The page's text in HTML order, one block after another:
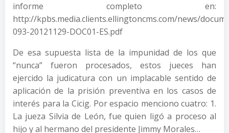
informe completo en:
http://kpbs.media.clients.ellingtoncms.com/news/
093-20121129-DOC01-ES.pdf
De esa supuesta lista de la impunidad de los que
“nunca” fueron procesados, estos jueces han
ejercido la judicatura con un implacable sentido de
aplicación de la prisión preventiva en los casos de
interés para la Cicig. Por espacio menciono cuatro: 1.
La jueza Silvia de León, fue quien ligó a proceso al
hijo y al hermano del presidente Jimmy Morales…